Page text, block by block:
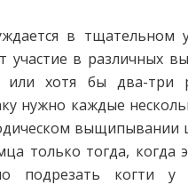
в тщательном
в различных
или хотя бы два-три
нужно каждые
выщипывании
только тогда, когда
подрезать когти у